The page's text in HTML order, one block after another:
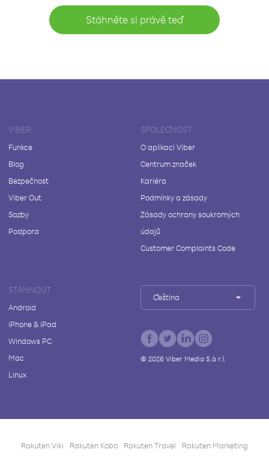
Stáhněte si právě teď
VIBER
Funkce
Blog
Bezpečnost
Viber Out
Sazby
Podpora
SPOLEČNOST
O aplikaci Viber
Centrum značek
Kariéra
Podmínky a zásady
Zásady ochrany soukromých
údajů
Customer Complaints Code
STÁHNOUT
Android
iPhone & iPad
Windows PC
Mac
Linux
Čeština
© 2026Viber Media S.à r.l.
Rakuten Viki Rakuten Kobo Rakuten Travel Rakuten Marketing